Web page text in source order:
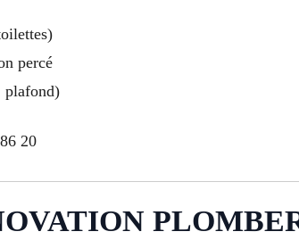
percé
plafond)
20